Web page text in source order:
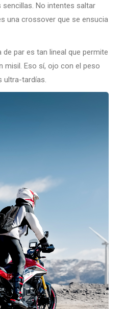
sencillas. No intentes saltar
una crossover que se ensucia
de par es tan lineal que permite
misil. Eso sí, ojo con el peso
ultra-tardías.